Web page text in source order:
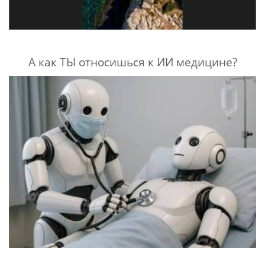
А как ТЫ относишься к ИИ медицине?